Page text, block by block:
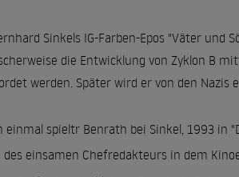
Sinkels IG-Farben-Epos "Väter
die Entwicklung von Zyklon B
werden. Später wird er von den
einmal spieltr Benrath bei Sinkel, 1993 in
des einsamen Chefredakteurs in dem